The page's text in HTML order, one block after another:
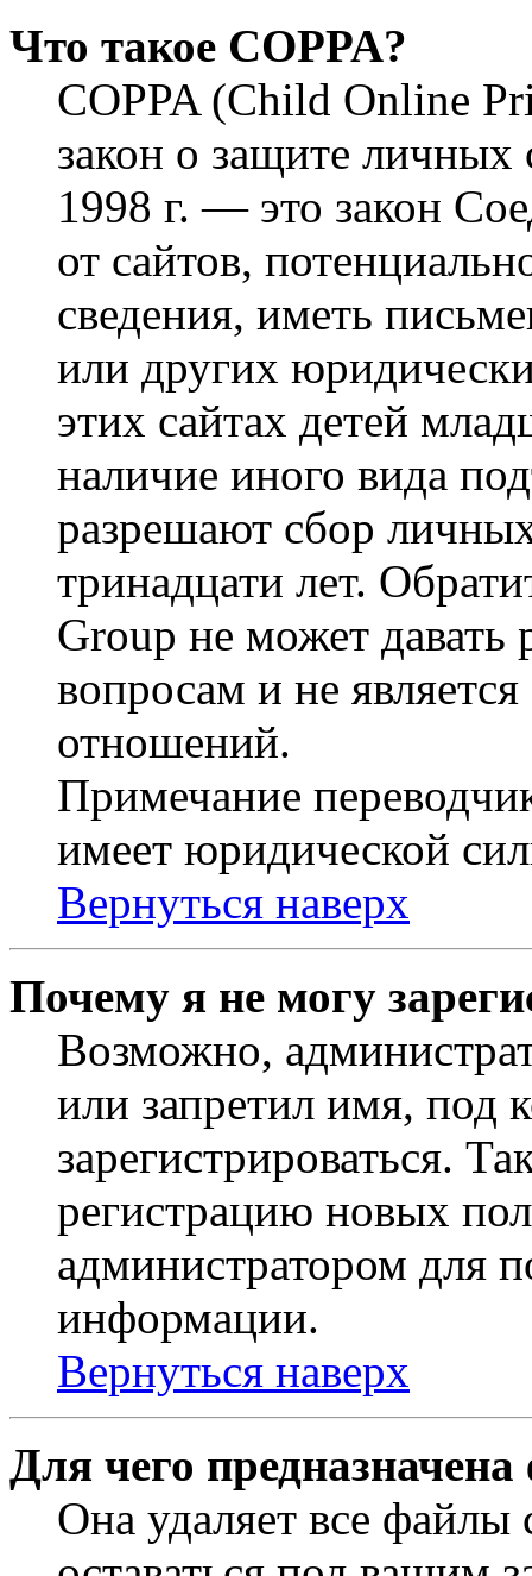
Что такое COPPA?
COPPA (Child Online
закон о защите личных
1998 г. — это закон
от сайтов,
сведения, иметь
или других
этих сайтах детей
наличие иного вида
разрешают сбор
тринадцати лет.
Group не может
вопросам и не
отношений.
Примечание
имеет юридической
Вернуться наверх
Почему я не могу
Возможно,
или запретил имя, под
зарегистрироваться.
регистрацию новых
администратором для
информации.
Вернуться наверх
Для чего
Она удаляет все файлы